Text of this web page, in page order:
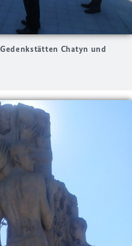
Chatyn und